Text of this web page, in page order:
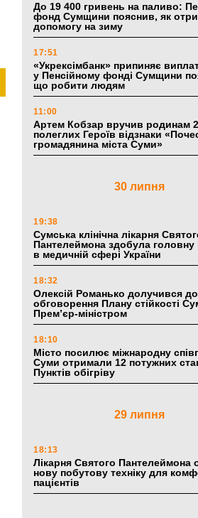
До 19 400 гривень на паливо:
фонд Сумщини пояснив, як
допомогу на зиму
17:51
«Укрексімбанк» припиняє
у Пенсійному фонді Сумщини
що робити людям
11:00
Артем Кобзар вручив родинам
полеглих Героїв відзнаки
громадянина міста Суми»
30 липня
19:38
Сумська клінічна лікарня
Пантелеймона здобула головну
в медичній сфері України
18:32
Олексій Романько долучився до
обговорення Плану стійкості
Прем’єр-міністром
18:10
Місто посилює міжнародну
Суми отримали 12 потужних
Пунктів обігріву
29 липня
18:13
Лікарня Святого Пантелеймона
нову побутову техніку для
пацієнтів